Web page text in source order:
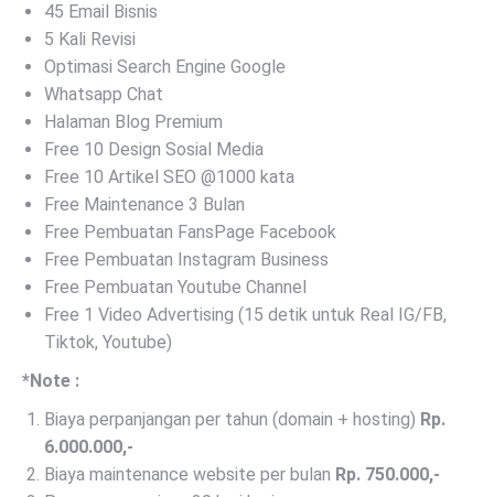
45 Email Bisnis
5 Kali Revisi
Optimasi Search Engine Google
Whatsapp Chat
Halaman Blog Premium
Free 10 Design Sosial Media
Free 10 Artikel SEO @1000 kata
Free Maintenance 3 Bulan
Free Pembuatan FansPage Facebook
Free Pembuatan Instagram Business
Free Pembuatan Youtube Channel
Free 1 Video Advertising (15 detik untuk Real IG/FB,
Tiktok, Youtube)
*Note :
Biaya perpanjangan per tahun (domain + hosting) Rp.
6.000.000,-
Biaya maintenance website per bulan Rp. 750.000,-